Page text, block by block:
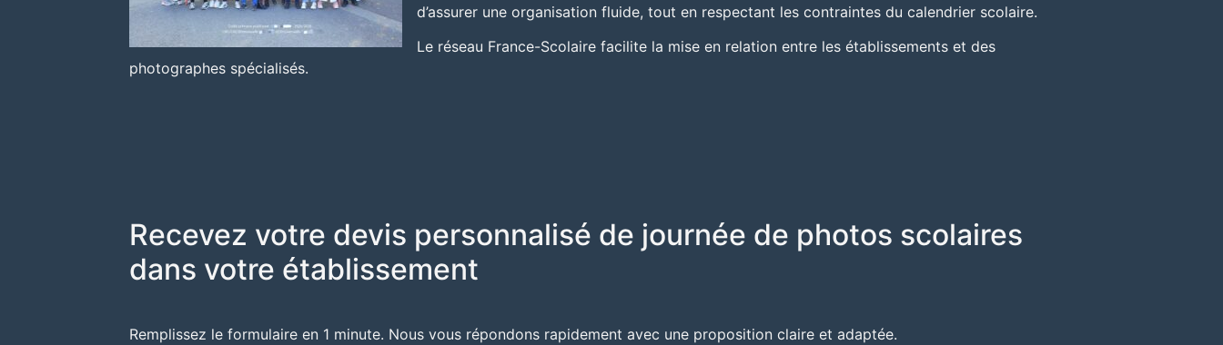
d’assurer une organisation fluide, tout en respectant les contraintes du calendrier scolaire.
Le réseau France-Scolaire facilite la mise en relation entre les établissements et des
photographes spécialisés.
Recevez votre devis personnalisé de journée de photos scolaires
dans votre établissement
Remplissez le formulaire en 1 minute. Nous vous répondons rapidement avec une proposition claire et adaptée.